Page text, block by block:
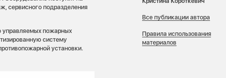
сервисного подразделения
управляемых пожарных
систему
установки.
Все публикации автора
Правила использования
материалов